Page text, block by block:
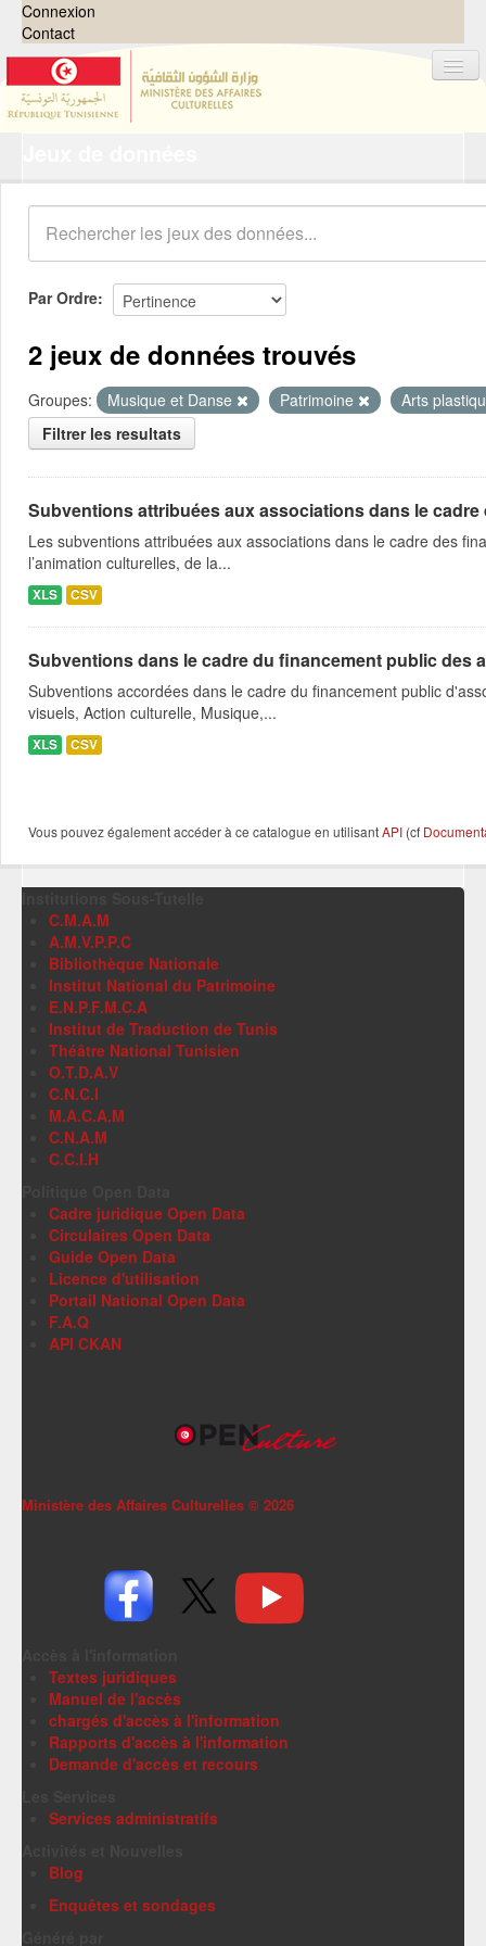
Connexion
Contact
Organisations
Groupes
Demandes 0
À propos
Par Ordre
2 jeux de données trouvés
Groupes: Musique et Danse Patrimoine
Arts
Filtrer les resultats
Subventions attribuées aux associations dans le
Les subventions attribuées aux associations dans le cadre des
l’animation culturelles, de la...
XLS CSV
Subventions dans le cadre du financement public des
Subventions accordées dans le cadre du financement public
visuels, Action culturelle, Musique,...
XLS CSV
Vous pouvez également accéder à ce catalogue en utilisantAPI (cf
C.M.A.M
A.M.V.P.P.C
Bibliothèque Nationale
Institut National du Patrimoine
E.N.P.F.M.C.A
Institut de Traduction de Tunis
Théâtre National Tunisien
O.T.D.A.V
C.N.C.I
M.A.C.A.M
C.N.A.M
C.C.I.H
Cadre juridique Open Data
Circulaires Open Data
Guide Open Data
Licence d'utilisation
Portail National Open Data
F.A.Q
API CKAN
Ministère des Affaires Culturelles © 2026
Textes juridiques
Manuel de l'accès
chargés d'accès à l'information
Rapports d'accès à l'information
Demande d'accès et recours
Services administratifs
Blog
Enquêtes et sondages